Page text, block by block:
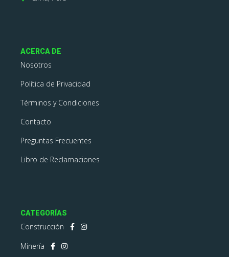
ACERCA DE
Nosotros
Política de Privacidad
Términos y Condiciones
Contacto
Preguntas Frecuentes
Libro de Reclamaciones
CATEGORÍAS
Construcción
Minería